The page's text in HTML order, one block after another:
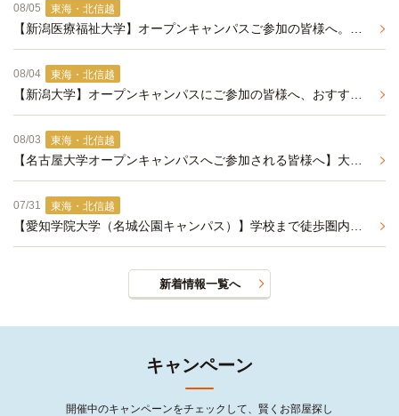
08/05 東海・北信越
08/04 東海・北信越
08/03 東海・北信越
07/31 東海・北信越
新着情報一覧へ
キャンペーン
開催中のキャンペーンをチェックして、賢くお部屋探し